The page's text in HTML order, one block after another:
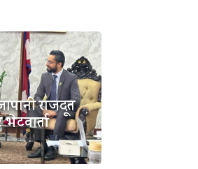
राजदूत
भेटवार्ता